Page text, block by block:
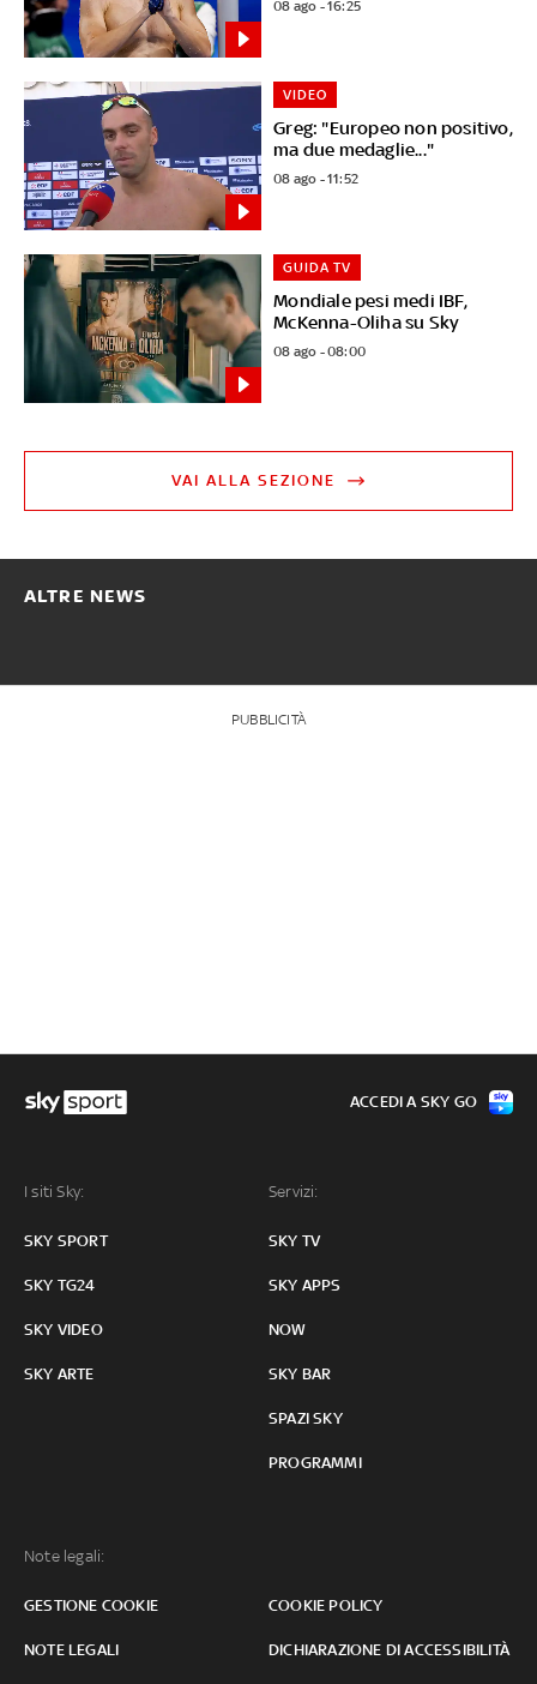
08 ago - 16:25
Greg: "Europeo non positivo,
ma due medaglie..."
VIDEO
08 ago - 11:52
Mondiale pesi medi IBF,
McKenna-Oliha su Sky
GUIDA TV
08 ago - 08:00
VAI ALLA SEZIONE
ALTRE NEWS
PUBBLICITÀ
I siti Sky:
SKY SPORT
SKY TG24
SKY VIDEO
SKY ARTE
Servizi:
SKY TV
SKY APPS
NOW
SKY BAR
SPAZI SKY
PROGRAMMI
Note legali:
GESTIONE COOKIE COOKIE POLICY
NOTE LEGALI DICHIARAZIONE DI ACCESSIBILITÀ
ACCEDI A SKY GO